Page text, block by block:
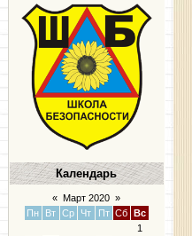
Календарь
« Март 2020 »
Пн
Вт Ср Чт Пт Сб
Вс
1